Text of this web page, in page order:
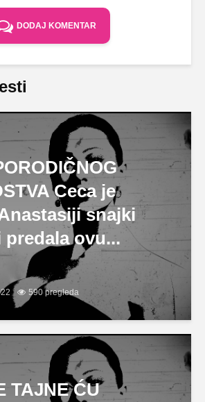
DODAJ KOMENTAR
Ceca je
snajki
ovu...
590 pregleda
TAJNE ĆU